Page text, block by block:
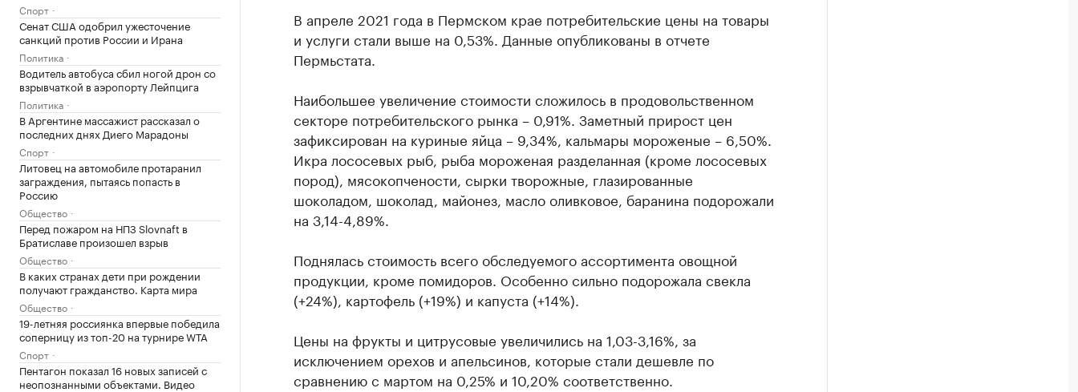
Спорт
Сенат США одобрил ужесточение
санкций против России и Ирана
Политика
Водитель автобуса сбил ногой дрон со
взрывчаткой в аэропорту Лейпцига
Политика
В Аргентине массажист рассказал о
последних днях Диего Марадоны
Спорт
Литовец на автомобиле протаранил
заграждения, пытаясь попасть в
Россию
Общество
Перед пожаром на НПЗ Slovnaft в
Братиславе произошел взрыв
Общество
В каких странах дети при рождении
получают гражданство. Карта мира
Общество
19-летняя россиянка впервые победила
соперницу из топ-20 на турнире WTA
Спорт
Пентагон показал 16 новых записей с
неопознанными объектами. Видео
В апреле 2021 года в Пермском крае потребительские цены на товары
и услуги стали выше на 0,53%. Данные опубликованы в отчете
Пермьстата.
Наибольшее увеличение стоимости сложилось в продовольственном
секторе потребительского рынка – 0,91%. Заметный прирост цен
зафиксирован на куриные яйца – 9,34%, кальмары мороженые – 6,50%.
Икра лососевых рыб, рыба мороженая разделанная (кроме лососевых
пород), мясокопчености, сырки творожные, глазированные
шоколадом, шоколад, майонез, масло оливковое, баранина подорожали
на 3,14-4,89%.
Поднялась стоимость всего обследуемого ассортимента овощной
продукции, кроме помидоров. Особенно сильно подорожала свекла
(+24%), картофель (+19%) и капуста (+14%).
Цены на фрукты и цитрусовые увеличились на 1,03-3,16%, за
исключением орехов и апельсинов, которые стали дешевле по
сравнению с мартом на 0,25% и 10,20% соответственно.